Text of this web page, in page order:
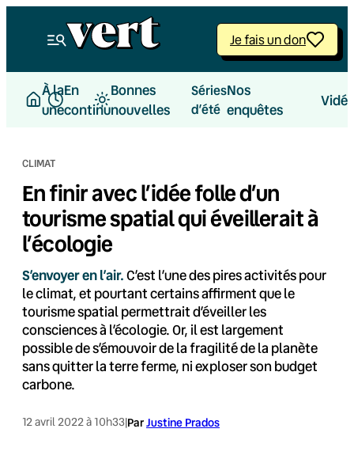
Je fais un don
À la
une
En
continu
Bonnes
nouvelles
Séries
d’été
Nos
enquêtes
CLIMAT
En finir avec l’idée folle d’un
tourisme spatial qui éveillerait à
l’écologie
S’envoyer en l’air.C’est l’une des pires activités pour
le climat, et pourtant certains affirment que le
tourisme spatial permettrait d’éveiller les
consciences à l’écologie. Or, il est largement
possible de s’émouvoir de la fragilité de la planète
sans quitter la terre ferme, ni exploser son budget
carbone.
12 avril 2022 à 10h33|ParJustine Prados